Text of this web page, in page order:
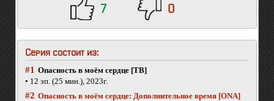
7 0
Серия состоит из:
#1 Опасность в моём сердце [ТВ]
• 12 эп. (25 мин.), 2023г.
#2 Опасность в моём сердце: Дополнительное время [ONA]